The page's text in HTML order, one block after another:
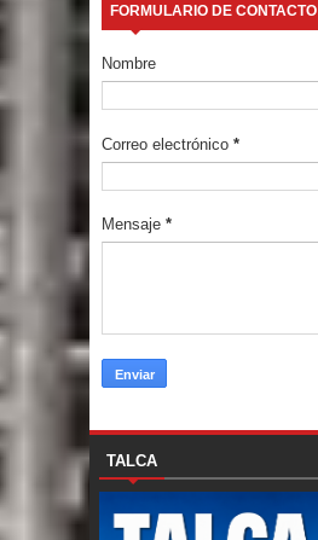
FORMULARIO DE CONTACTO
Nombre
Correo electrónico *
Mensaje *
TALCA